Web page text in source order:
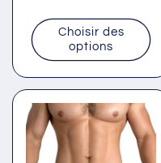
Choisir des
options